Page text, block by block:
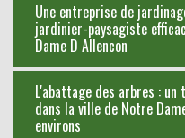
Une entreprise de
jardinier-paysagiste
Dame D Allencon
L'abattage des arbres :
dans la ville de Notre
environs